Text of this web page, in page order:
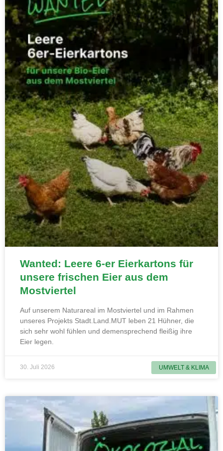
UMWELT & KLIMA
Wanted: Leere 6-er Eierkartons für
unsere frischen Eier aus dem
Mostviertel
Auf unserem Naturareal im Mostviertel und im Rahmen
unseres Projekts Stadt.Land.MUT leben 21 Hühner, die
sich sehr wohl fühlen und demensprechend fleißig ihre
Eier legen.
30. Juli 2026